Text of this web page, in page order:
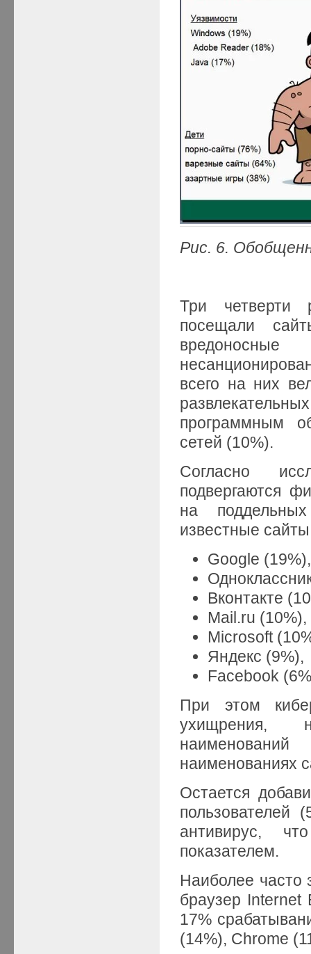
Рис. 6.
Три четверти
посещали
всего на них
программным
сетей (10%).
Согласно
подвергаются
на
известные
Google (19%),
Вконтакте
Mail.ru (10%),
Microsoft
Яндекс (9%),
Facebook
При этом
ухищрения,
наименованиях
Остается
пользователей
антивирус,
показателем.
Наиболее часто
браузер Internet
17%
(14%), Chrome